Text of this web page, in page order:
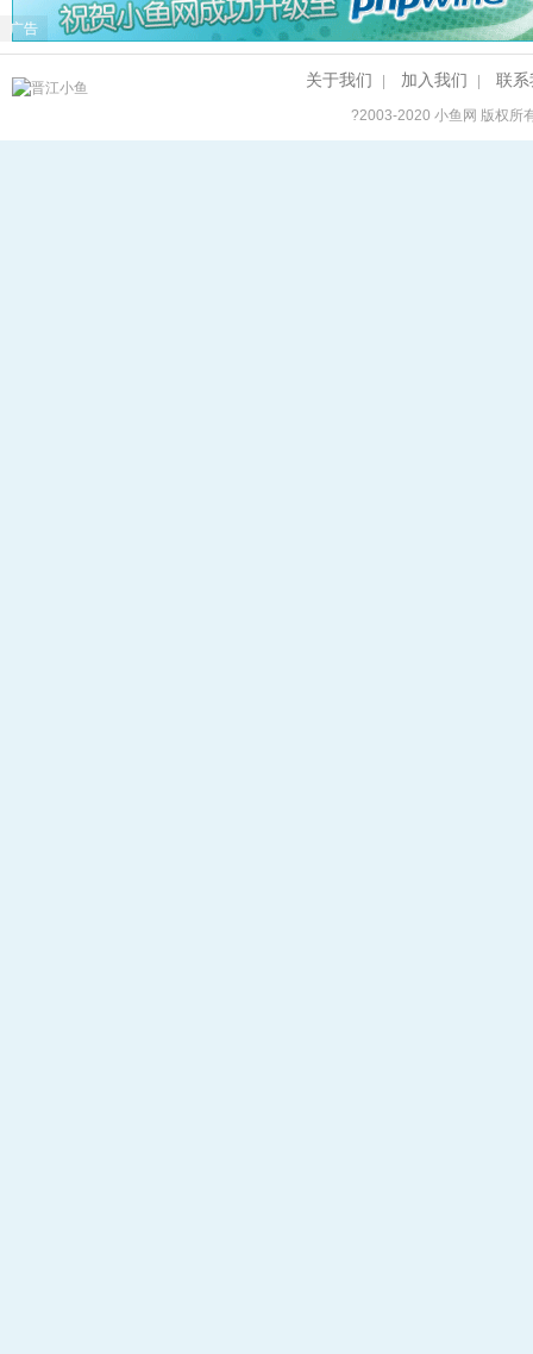
广告
关于我们 加入我们 联系
?2003-2020小鱼网 版权所